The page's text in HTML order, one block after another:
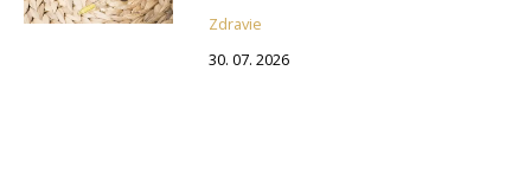
Zdravie
30. 07. 2026